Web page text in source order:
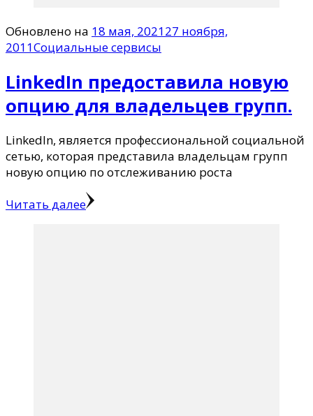
Обновлено на 18 мая, 202127 ноября,
2011Социальные сервисы
LinkedIn предоставила новую
опцию для владельцев групп.
LinkedIn, является профессиональной социальной
сетью, которая представила владельцам групп
новую опцию по отслеживанию роста
Читать далее